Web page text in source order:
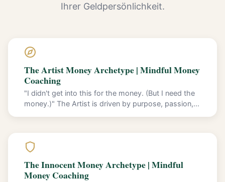
Ihrer Geldpersönlichkeit.
The Artist Money Archetype | Mindful Money
Coaching
"I didn't get into this for the money. (But I need the
money.)" The Artist is driven by purpose, passion,...
The Innocent Money Archetype | Mindful
Money Coaching